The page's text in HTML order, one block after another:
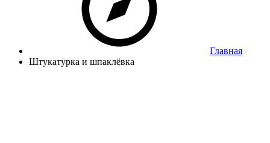
Главная
Штукатурка и шпаклёвка